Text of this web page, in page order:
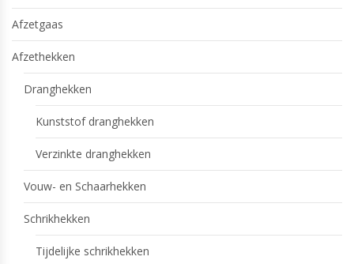
Afzetgaas
Afzethekken
Dranghekken
Kunststof dranghekken
Verzinkte dranghekken
Vouw- en Schaarhekken
Schrikhekken
Tijdelijke schrikhekken